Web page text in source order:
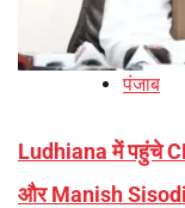
पंजाब
Ludhiana में पहुंचे
और Manish